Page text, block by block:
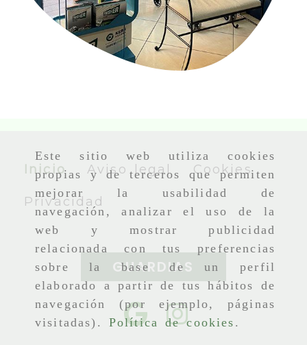
Este sitio web utiliza cookies
propias y de terceros que permiten
mejorar la usabilidad de
navegación, analizar el uso de la
web y mostrar publicidad
relacionada con tus preferencias
sobre la base de un perfil
elaborado a partir de tus hábitos de
navegación (por ejemplo, páginas
visitadas). Política de cookies .
Inicio Aviso legal Cookies
Privacidad
GUARDIAS